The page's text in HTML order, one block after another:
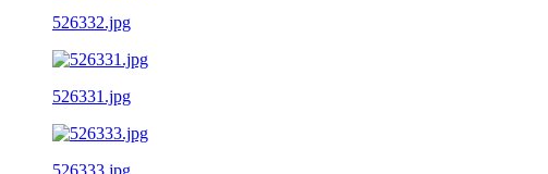
526332.jpg
526331.jpg
526333.jpg